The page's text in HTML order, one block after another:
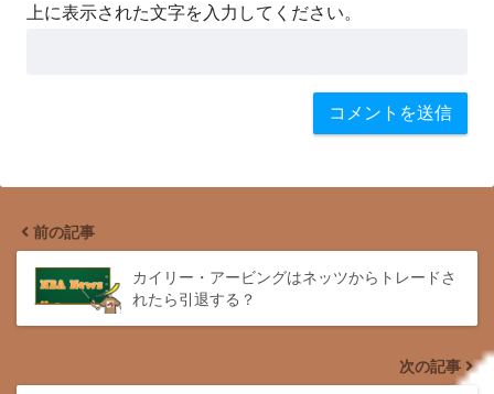
上に表示された文字を入力してください。
前の記事
カイリー・アービングはネッツからトレードさ
れたら引退する？
次の記事